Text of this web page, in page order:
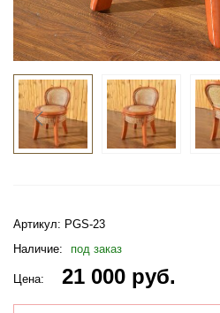
Артикул: PGS-23
Наличие:
под заказ
Цена: 21 000 руб.